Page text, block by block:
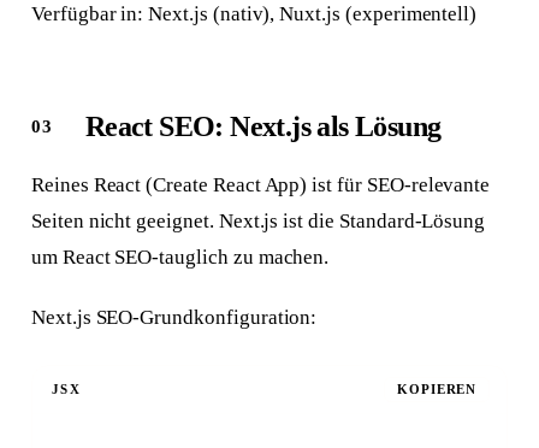
Verfügbar in: Next.js (nativ), Nuxt.js (experimentell)
React SEO: Next.js als Lösung
Reines React (Create React App) ist für SEO-relevante
Seiten nicht geeignet. Next.js ist die Standard-Lösung
um React SEO-tauglich zu machen.
Next.js SEO-Grundkonfiguration:
JSX KOPIEREN